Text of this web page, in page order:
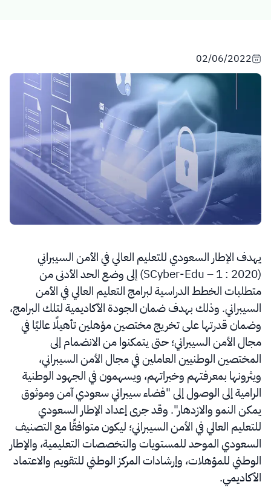
02/06/2022
يهدف الإطار السعودي للتعليم العالي في الأمن السيبراني
(SCyber-Edu – 1 : 2020) إلى وضع الحد الأدنى من
متطلبات الخطط الدراسية لبرامج التعليم العالي في الأمن
السيبراني. وذلك بهدف ضمان الجودة الأكاديمية لتلك البرامج،
وضمان قدرتها على تخريج مختصين مؤهلين تأهيلًا عاليًا في
مجال الأمن السيبراني؛ حتى يتمكنوا من الانضمام إلى
المختصين الوطنيين العاملين في مجال الأمن السيبراني،
ويثرونها بمعرفتهم وخبراتهم، ويسهمون في الجهود الوطنية
الرامية إلى الوصول إلى "فضاء سيبراني سعودي آمن وموثوق
يمكن النمو والازدهار". وقد جرى إعداد الإطار السعودي
للتعليم العالي في الأمن السيبراني؛ ليكون متوافقًا مع التصنيف
السعودي الموحد للمستويات والتخصصات التعليمية، والإطار
الوطني للمؤهلات، وإرشادات المركز الوطني للتقويم والاعتماد
الأكاديمي.